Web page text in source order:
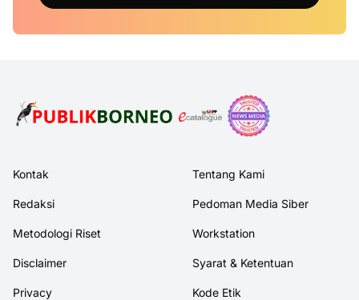
Kontak Tentang Kami
Redaksi Pedoman Media Siber
Metodologi Riset Workstation
Disclaimer Syarat & Ketentuan
Privacy Kode Etik